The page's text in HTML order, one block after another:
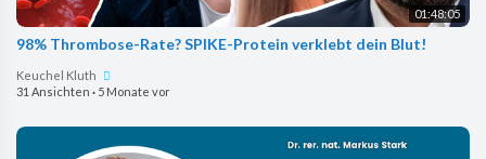
01:48:05
98% Thrombose-Rate? SPIKE-Protein verklebt dein Blut!
Keuchel Kluth
31 Ansichten · 5 Monate vor